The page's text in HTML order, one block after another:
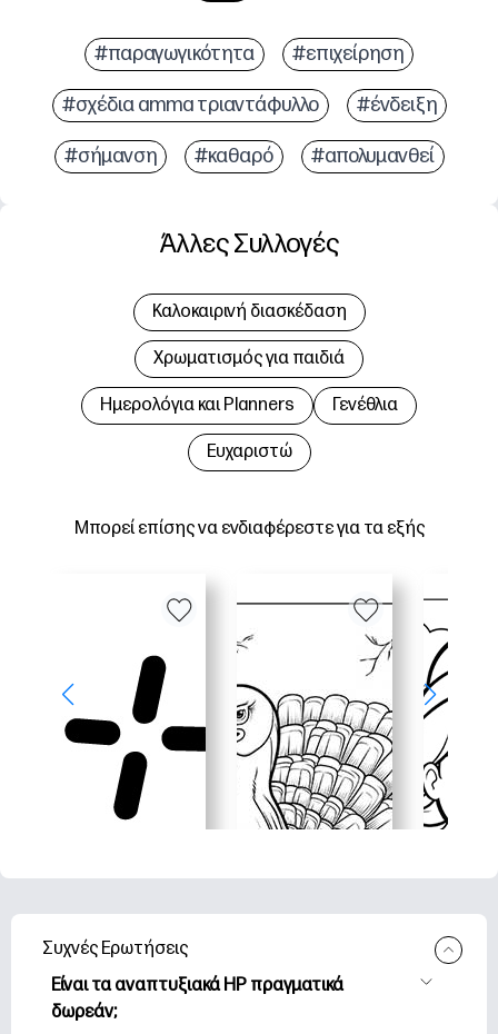
#παραγωγικότητα #επιχείρηση
#σχέδια amma τριαντάφυλλο #ένδειξη
#σήμανση #καθαρό #απολυμανθεί
Μπορεί επίσης να ενδιαφέρεστε για τα εξής
Άλλες Συλλογές
Καλοκαιρινή διασκέδαση
Χρωματισμός για παιδιά
Hμερολόγια και Planners Γενέθλια
Ευχαριστώ
Συχνές Ερωτήσεις
Είναι τα αναπτυξιακά HP πραγματικά
δωρεάν;